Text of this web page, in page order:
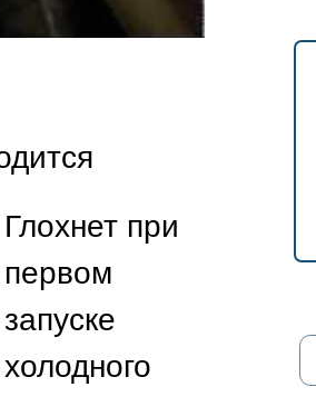
Глохнет при
первом
запуске
холодного